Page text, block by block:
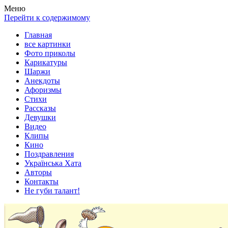
Весела хата — прикольные картинки, смешные истории, клипы!
Покажем всем ваши фото приколы, карикатуры, шаржи, стихи,
Меню
Перейти к содержимому
Главная
все картинки
Фото приколы
Карикатуры
Шаржи
Анекдоты
Афоризмы
Стихи
Рассказы
Девушки
Видео
Клипы
Кино
Поздравления
Українська Хата
Авторы
Контакты
Не губи талант!